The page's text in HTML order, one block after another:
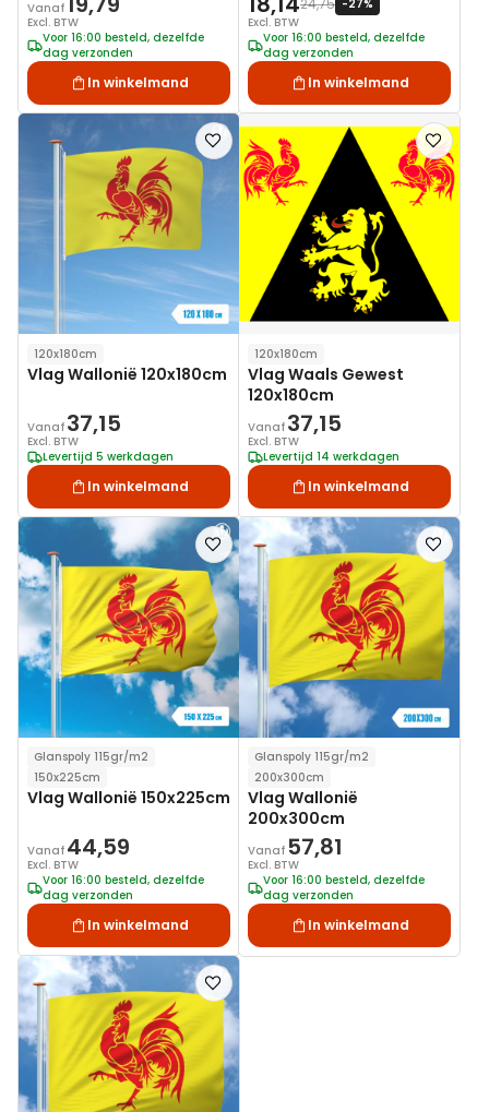
Vanaf
Excl. BTW
Voor 16:00 besteld, dezelfde
dag verzonden
In winkelmand
24,75 -27%
Excl. BTW
Voor 16:00 besteld, dezelfde
dag verzonden
In winkelmand
Voeg
toe
aan
verlanglijst
120x180cm
Vlag Wallonië 120x180cm
Vanaf 37,15
Excl. BTW
Levertijd 5 werkdagen
In winkelmand
Voeg
toe
aan
120x180cm
Vlag Waals Gewest
120x180cm
Vanaf 37,15
Excl. BTW
Levertijd 14 werkdagen
In winkelmand
Voeg
toe
aan
verlanglijst
Glanspoly 115gr/m2
150x225cm
Vlag Wallonië 150x225cm
Vanaf 44,59
Excl. BTW
Voor 16:00 besteld, dezelfde
dag verzonden
In winkelmand
Voeg
toe
aan
Glanspoly 115gr/m2
200x300cm
Vlag Wallonië
200x300cm
Vanaf 57,81
Excl. BTW
Voor 16:00 besteld, dezelfde
dag verzonden
In winkelmand
Voeg
toe
aan
verlanglijst